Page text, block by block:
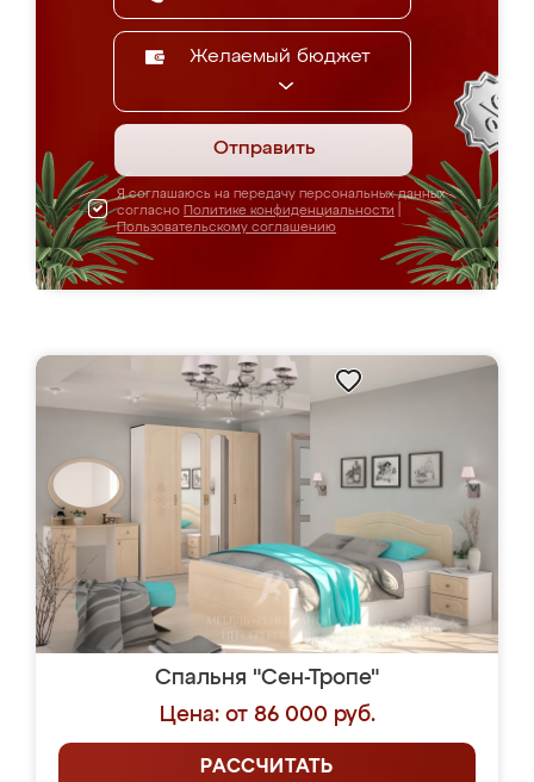
Желаемый бюджет
Отправить
Я соглашаюсь на передачу персональных данных
согласно Политике конфиденциальности
Пользовательскому соглашению
Спальня "Сен-Тропе"
Цена: от 86 000 руб.
РАССЧИТАТЬ